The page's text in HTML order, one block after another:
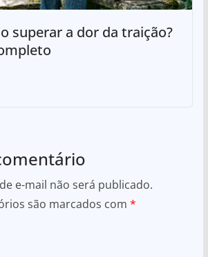
superar a dor da traição?
e-mail não será publicado.
são marcados com *